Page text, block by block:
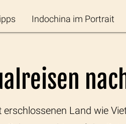
Indochina im Portrait
Land wie